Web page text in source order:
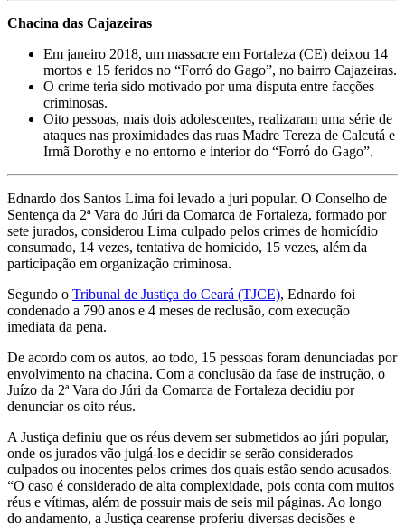
Chacina das Cajazeiras
Em janeiro 2018, um massacre em Fortaleza (CE) deixou 14
mortos e 15 feridos no “Forró do Gago”, no bairro Cajazeiras.
O crime teria sido motivado por uma disputa entre facções
criminosas.
Oito pessoas, mais dois adolescentes, realizaram uma série de
ataques nas proximidades das ruas Madre Tereza de Calcutá e
Irmã Dorothy e no entorno e interior do “Forró do Gago”.
Ednardo dos Santos Lima foi levado a juri popular. O Conselho de
Sentença da 2ª Vara do Júri da Comarca de Fortaleza, formado por
sete jurados, considerou Lima culpado pelos crimes de homicídio
consumado, 14 vezes, tentativa de homicido, 15 vezes, além da
participação em organização criminosa.
Segundo o Tribunal de Justiça do Ceará (TJCE), Ednardo foi
condenado a 790 anos e 4 meses de reclusão, com execução
imediata da pena.
De acordo com os autos, ao todo, 15 pessoas foram denunciadas por
envolvimento na chacina. Com a conclusão da fase de instrução, o
Juízo da 2ª Vara do Júri da Comarca de Fortaleza decidiu por
denunciar os oito réus.
A Justiça definiu que os réus devem ser submetidos ao júri popular,
onde os jurados vão julgá-los e decidir se serão considerados
culpados ou inocentes pelos crimes dos quais estão sendo acusados.
“O caso é considerado de alta complexidade, pois conta com muitos
réus e vítimas, além de possuir mais de seis mil páginas. Ao longo
do andamento, a Justiça cearense proferiu diversas decisões e